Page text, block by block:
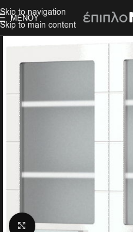
Skip to navigation
Skip to main content
ΜΕΝΟΎ
Click to enlarge